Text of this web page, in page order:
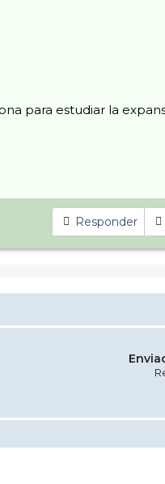
para estudiar la
Responder